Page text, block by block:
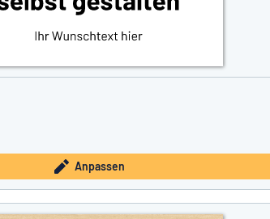
Anpassen